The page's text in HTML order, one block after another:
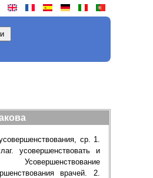
ср. 1.
усовершенствовать и
Усовершенствование
врачей. 2.